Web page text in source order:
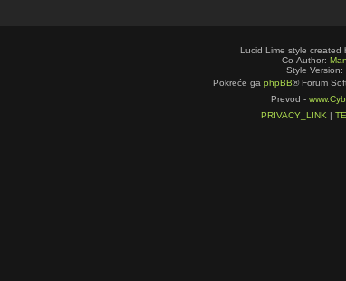
Lucid Lime style created
Co-Author:
Style Version:
Pokreće ga phpBB® Forum
Prevod -
PRIVACY_LINK |